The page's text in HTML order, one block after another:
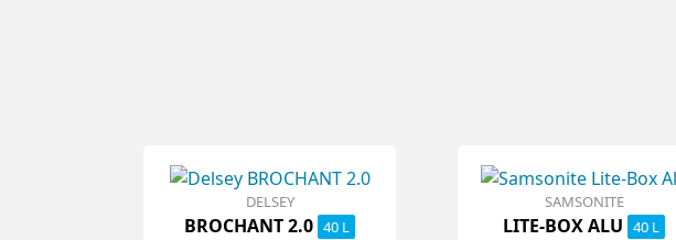
DELSEY
BROCHANT 2.0 40 L
SAMSONITE
LITE-BOX ALU 40 L